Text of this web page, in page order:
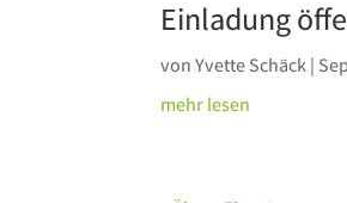
Einladung
vonYvette Schäck
mehr lesen